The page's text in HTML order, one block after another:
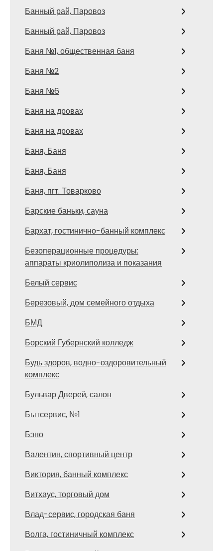
Банный рай, Паровоз
Банный рай, Паровоз
Баня №1, общественная баня
Баня №2
Баня №6
Баня на дровах
Баня на дровах
Баня, Баня
Баня, Баня
Баня, пгт. Товарково
Барские баньки, сауна
Бархат, гостинично-банный комплекс
Безоперационные процедуры:
аппараты криолиполиза и показания
Белый сервис
Березовый, дом семейного отдыха
БМД
Борский Губернский колледж
Будь здоров, водно-оздоровительный
комплекс
Бульвар Дверей, салон
Бытсервис, №1
Бэно
Валентин, спортивный центр
Виктория, банный комплекс
Витхаус, торговый дом
Влад-сервис, городская баня
Волга, гостиничный комплекс